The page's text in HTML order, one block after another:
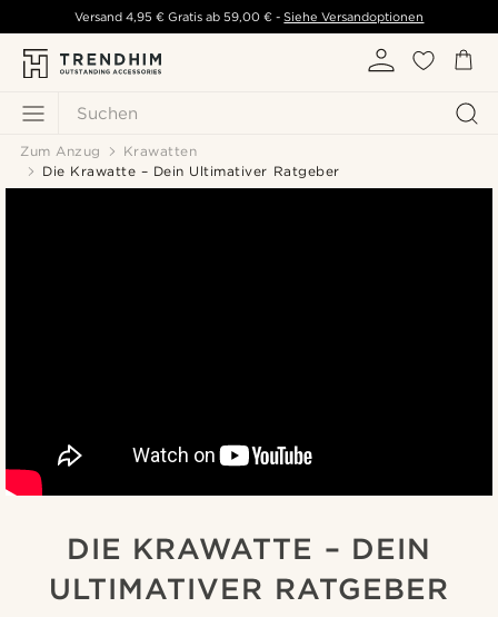
Suchen
Versand 4,95 € Gratis ab59,00 € - Siehe Versandoptionen
Zum Anzug
Krawatten
Die Krawatte – Dein Ultimativer Ratgeber
DIE KRAWATTE – DEIN
ULTIMATIVER RATGEBER